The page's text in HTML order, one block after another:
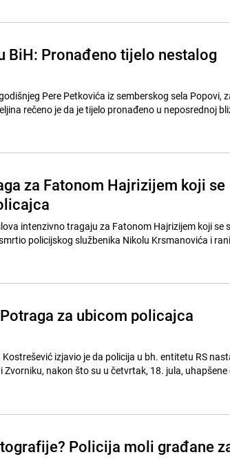
BiH: Pronađeno tijelo nestalog
Pere Petkovića iz semberskog sela Popovi,
rečeno je da je tijelo pronađeno u neposrednoj
za Fatonom Hajrizijem koji se
intenzivno tragaju za Fatonom Hajrizijem koji se
policijskog službenika Nikolu Krsmanovića i
za ubicom policajca
izjavio je da policija u bh. entitetu RS
nakon što su u četvrtak, 18. jula, uhapšene
Policija moli građane